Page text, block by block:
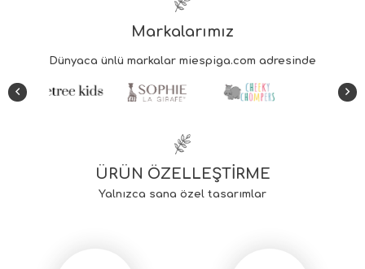
Markalarımız
ÜRÜN ÖZELLEŞTİRME
Yalnızca sana özel tasarımlar